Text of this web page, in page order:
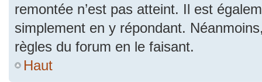
remontée n’est pas atteint. Il est
simplement en y répondant.
règles du forum en le faisant.
Haut